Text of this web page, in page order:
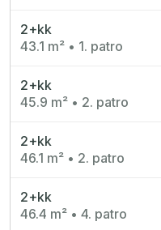
2+kk
43.1 m² • 1. patro
2+kk
45.9 m² • 2. patro
2+kk
46.1 m² • 2. patro
2+kk
46.4 m² • 4. patro